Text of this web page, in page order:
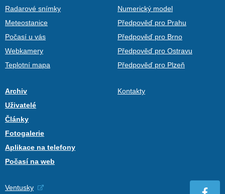
Radarové snímky
Meteostanice
Počasí u vás
Webkamery
Teplotní mapa
Numerický model
Předpověď pro Prahu
Předpověď pro Brno
Předpověď pro Ostravu
Předpověď pro Plzeň
Archiv
Uživatelé
Články
Fotogalerie
Aplikace na telefony
Počasí na web
Kontakty
Ventusky